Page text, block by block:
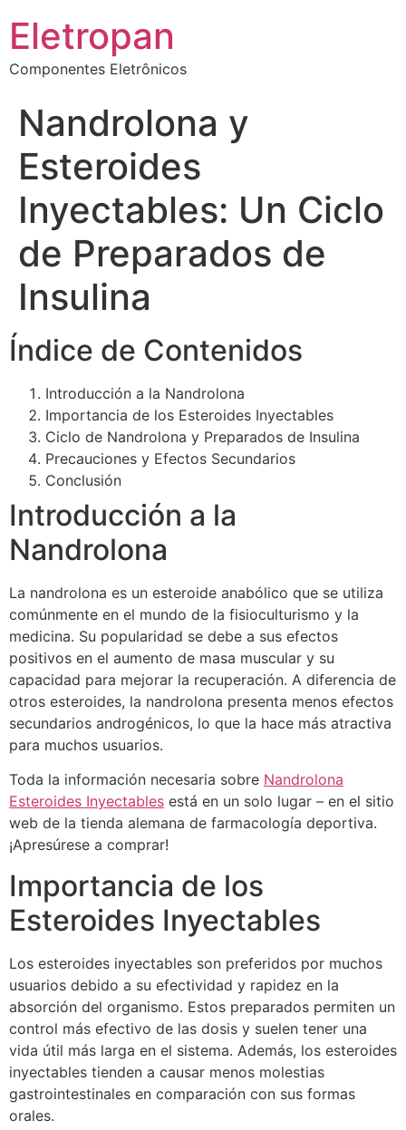
Eletropan
Componentes Eletrônicos
Nandrolona y
Esteroides
Inyectables: Un Ciclo
de Preparados de
Insulina
Índice de Contenidos
Introducción a la Nandrolona
Importancia de los Esteroides Inyectables
Ciclo de Nandrolona y Preparados de Insulina
Precauciones y Efectos Secundarios
Conclusión
Introducción a la
Nandrolona
La nandrolona es un esteroide anabólico que se utiliza
comúnmente en el mundo de la fisioculturismo y la
medicina. Su popularidad se debe a sus efectos
positivos en el aumento de masa muscular y su
capacidad para mejorar la recuperación. A diferencia de
otros esteroides, la nandrolona presenta menos efectos
secundarios androgénicos, lo que la hace más atractiva
para muchos usuarios.
Toda la información necesaria sobre Nandrolona
Esteroides Inyectables está en un solo lugar – en el sitio
web de la tienda alemana de farmacología deportiva.
¡Apresúrese a comprar!
Importancia de los
Esteroides Inyectables
Los esteroides inyectables son preferidos por muchos
usuarios debido a su efectividad y rapidez en la
absorción del organismo. Estos preparados permiten un
control más efectivo de las dosis y suelen tener una
vida útil más larga en el sistema. Además, los esteroides
inyectables tienden a causar menos molestias
gastrointestinales en comparación con sus formas
orales.